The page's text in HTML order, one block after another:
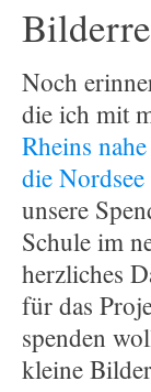
Noch
die ich mit
Rheins
die
unsere
Schule im
herzliches
für das
spenden
kleine